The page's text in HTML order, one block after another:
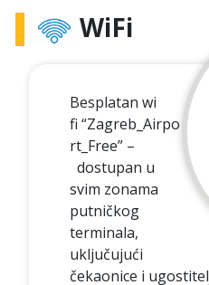
WiFi
Besplatan wi
fi “Zagreb_Airpo
rt_Free” –
dostupan u
svim zonama
putničkog
terminala,
uključujući
čekaonice i